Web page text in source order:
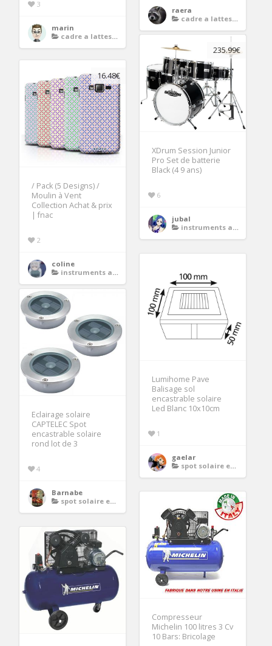
raera
cadre a lattes 90x190
3
marin
cadre a lattes 90x190
235.99€
XDrum Session Junior
Pro Set de batterie
Black (4 9 ans)
6
jubal
instruments a vent enfants
16.48€
/ Pack (5 Designs) /
Moulin à Vent
Collection Achat & prix
| fnac
2
coline
instruments a vent enfants
Lumihome Pave
Balisage sol
encastrable solaire
Led Blanc 10x10cm
1
gaelar
spot solaire encastrable
Eclairage solaire
CAPTELEC Spot
encastrable solaire
rond lot de 3
4
Barnabe
spot solaire encastrable
Compresseur
Michelin 100 litres 3 Cv
10 Bars: Bricolage